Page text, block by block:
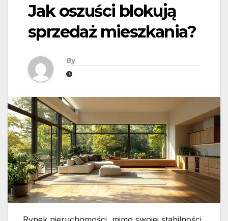
Jak oszuści blokują
sprzedaż mieszkania?
By